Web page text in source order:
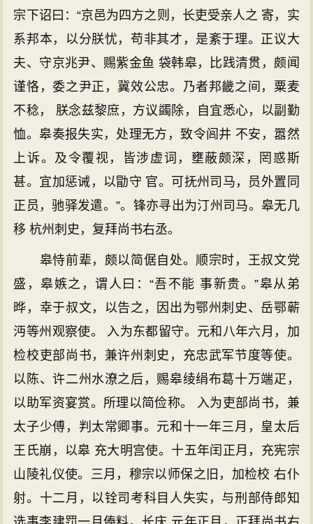
宗下诏曰：“京邑为四方之则，长吏受亲人之 寄，实
系邦本，以分朕忧，苟非其才，是紊于理。正议大
夫、守京兆尹、赐紫金鱼 袋韩皋，比践清贯，颇闻
谨恪，委之尹正，冀效公忠。乃者邦畿之间，粟麦
不稔， 朕念兹黎庶，方议蠲除，自宜悉心，以副勤
恤。皋奏报失实，处理无方，致令闾井 不安，嚣然
上诉。及令覆视，皆涉虚词，壅蔽颇深，罔惑斯
甚。宜加惩诫，以勖守 官。可抚州司马，员外置同
正员，驰驿发遣。”。锋亦寻出为汀州司马。皋无几
移 杭州刺史，复拜尚书右丞。
皋恃前辈，颇以简倨自处。顺宗时，王叔文党
盛，皋嫉之，谓人曰：“吾不能 事新贵。”皋从弟
晔，幸于叔文，以告之，因出为鄂州刺史、岳鄂蕲
沔等州观察使。 入为东都留守。元和八年六月，加
检校吏部尚书，兼许州刺史，充忠武军节度等使。
以陈、许二州水潦之后，赐皋绫绢布葛十万端疋，
以助军资宴赏。所理以简俭称。 入为吏部尚书，兼
太子少傅，判太常卿事。元和十一年三月，皇太后
王氏崩，以皋 充大明宫使。十五年闰正月，充宪宗
山陵礼仪使。三月，穆宗以师保之旧，加检校 右仆
射。十二月，以铨司考科目人失实，与刑部侍郎知